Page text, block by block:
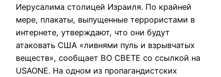
Иерусалима столицей Израиля. По крайней
мере, плакаты, выпущенные террористами в
интернете, утверждают, что они будут
атаковать США «ливнями пуль и взрывчатых
веществ», сообщает ВО СВЕТЕ со ссылкой на
USAONE. На одном из пропагандистских